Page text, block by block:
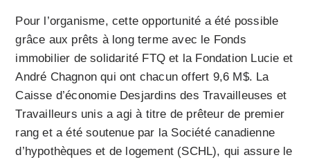
Pour l’organisme, cette opportunité a été possible
grâce aux prêts à long terme avec le Fonds
immobilier de solidarité FTQ et la Fondation Lucie et
André Chagnon qui ont chacun offert 9,6 M$. La
Caisse d’économie Desjardins des Travailleuses et
Travailleurs unis a agi à titre de prêteur de premier
rang et a été soutenue par la Société canadienne
d’hypothèques et de logement (SCHL), qui assure le